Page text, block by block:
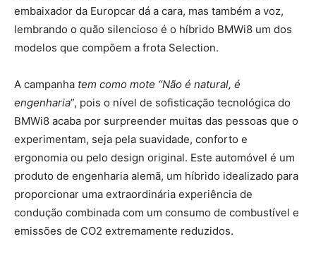
embaixador da Europcar dá a cara, mas também a voz,
lembrando o quão silencioso é o híbrido BMWi8 um dos
modelos que compõem a frota Selection.
A campanha tem como mote “Não é natural, é
engenharia”, pois o nível de sofisticação tecnológica do
BMWi8 acaba por surpreender muitas das pessoas que o
experimentam, seja pela suavidade, conforto e
ergonomia ou pelo design original. Este automóvel é um
produto de engenharia alemã, um híbrido idealizado para
proporcionar uma extraordinária experiência de
condução combinada com um consumo de combustível e
emissões de CO2 extremamente reduzidos.